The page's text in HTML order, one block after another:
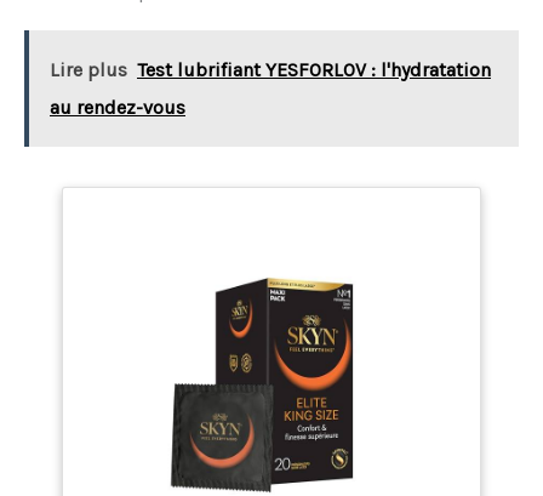
Lire plus Test lubrifiant YESFORLOV : l'hydratation
au rendez-vous